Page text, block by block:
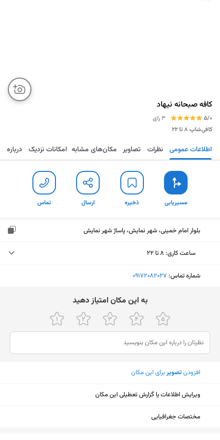
کافه صبحانه نیهاد
5/0
3 رای
کافی‌شاپ ۸ تا ۲۲
مسیریابی ذخیره ارسال تماس اطلاعات عمومی نظرات تصاویر مکان‌های مشابه امکانات نزدیک درباره
مسیریابی ذخیره ارسال تماس
بلوار امام خمینی، شهر نمایش، پاساژ شهر نمایش
ساعت کاری: ۸ تا ۲۲
دوشنبه (امروز)
پنجشنبه
۸ تا ۲۲
جمعه
۱۶:۳۰ تا ۲۲
شنبه
یکشنبه
شماره تماس: ‎09172082027
ﺑﻪ اﯾﻦ ﻣﮑﺎن اﻣﺘﯿﺎز دﻫﯿﺪ
افزودنتصویربرای این مکان
ویرایش اطلاعات یا گزارش تعطیلی این مکان
مختصات جغرافیایی